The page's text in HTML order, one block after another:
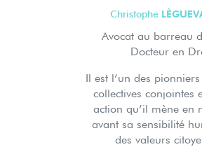
Christophe
Avocat au barreau
Docteur en
Il est l’un des
collectives conjointes
action qu’il mène en
avant sa sensibilité
des valeurs